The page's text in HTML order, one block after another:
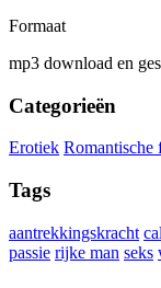
Formaat
mp3 download en
Categorieën
Erotiek Romantische
Tags
aantrekkingskracht
passie rijke man seks